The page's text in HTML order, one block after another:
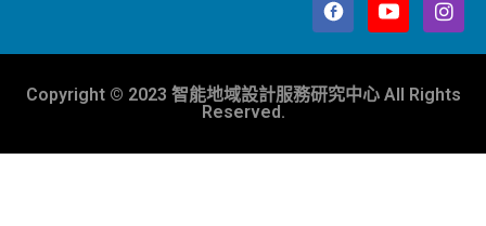
Copyright © 2023 智能地域設計服務研究中心 All Rights
Reserved.